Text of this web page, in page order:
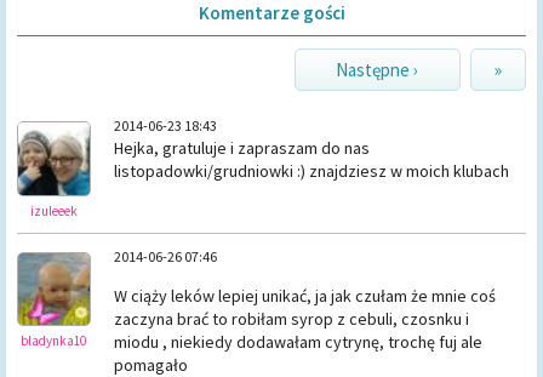
Komentarze gości
Następne › »
izuleeek
2014-06-23 18:43
Hejka, gratuluje i zapraszam do nas
listopadowki/grudniowki :) znajdziesz w moich klubach
bladynka10
2014-06-26 07:46
W ciąży leków lepiej unikać, ja jak czułam że mnie coś
zaczyna brać to robiłam syrop z cebuli, czosnku i
miodu , niekiedy dodawałam cytrynę, trochę fuj ale
pomagało